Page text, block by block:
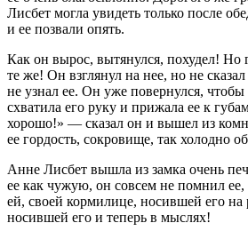
Лисбет могла увидеть только после
и ее позвали опять.
Как он вырос, вытянулся, похудел! Но
те же! Он взглянул на нее, но не
не узнал ее. Он уже повернулся,
схватила его руку и прижала ее к
хорошо!» — сказал он и вышел из
ее гордость, сокровище, так холодно
Анне Лисбет вышла из замка очень
ее как чужую, он совсем не помнил ее,
ей, своей кормилице, носившей его на
носившей его и теперь в мыслях!